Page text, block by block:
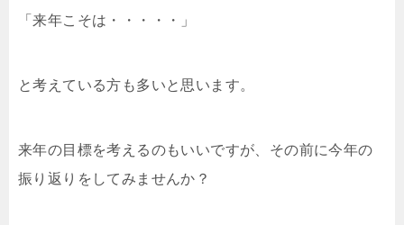
「来年こそは・・・・・」
と考えている方も多いと思います。
来年の目標を考えるのもいいですが、その前に今年の
振り返りをしてみませんか？